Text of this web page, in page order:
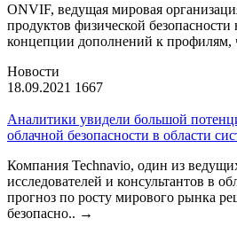
ONVIF, ведущая мировая
продуктов физической безопасности
концепции дополнений к профилям,
Новости
18.09.2021 1667
Аналитики увидели большой
облачной безопасности в области
Компания Technavio, один из
исследователей и консультантов в
прогноз по росту мирового рынка
безопасно.. →